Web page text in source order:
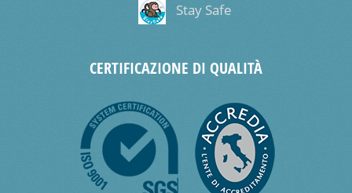
Stay Safe
CERTIFICAZIONE DI QUALITÀ